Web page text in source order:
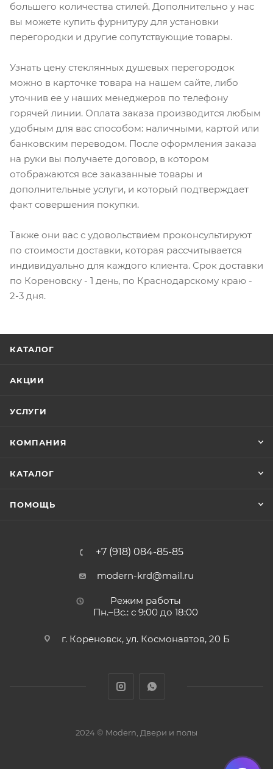
большего количества стилей. Дополнительно у нас
вы можете купить фурнитуру для установки
перегородки и другие сопутствующие товары.
Узнать цену стеклянных душевых перегородок
можно в карточке товара на нашем сайте, либо
уточнив ее у наших менеджеров по телефону
горячей линии. Оплата заказа производится любым
удобным для вас способом: наличными, картой или
банковским переводом. После оформления заказа
на руки вы получаете договор, в котором
отображаются все заказанные товары и
дополнительные услуги, и который подтверждает
факт совершения покупки.
Также они вас с удовольствием проконсультируют
по стоимости доставки, которая рассчитывается
индивидуально для каждого клиента. Срок доставки
по Кореновску - 1 день, по Краснодарскому краю -
2-3 дня.
КАТАЛОГ
АКЦИИ
УСЛУГИ
КОМПАНИЯ
КАТАЛОГ
ПОМОЩЬ
+7 (918) 084-85-85
modern-krd@mail.ru
Режим работы
Пн.–Вс.: с 9:00 до 18:00
г. Кореновск, ул. Космонавтов, 20 Б
2024 © Modern, Двери и полы